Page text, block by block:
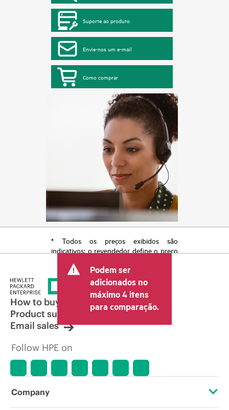
Suporte ao produto
Envie-nos um e-mail
Como comprar
* Todos os preços exibidos são
indicativos; o revendedor define o preço
taxas, como IVA/imposto sobre vendas e
envio. O preço transacional definido
pelo revendedor pode variar em relação
a outros revendedores e ao preço
indicativo exibido. O preço indicativo
poderá incluir ofertas promocionais por
tempo limitado. A HPE se reserva o
qualquer momento por motivos que
incluem, sem limitação, mudança nas
de produtos, disponibilidade de
Podem ser
adicionados no
máximo 4 itens
para comparação.
How to buy
Product support
Email sales
Follow HPE on
Company